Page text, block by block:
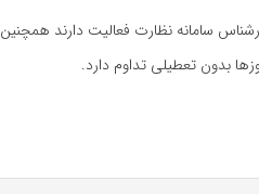
در این مدت، ۵۰ تیم بازرسی، ۲۰ کارشناس ستادی و ۱۰ کارشناس سامانه نظارت فعالیت دارند همچنین
بدون تعطیلی تداوم دارد.